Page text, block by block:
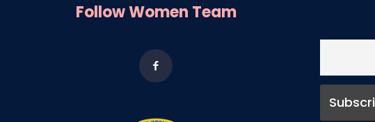
Follow Women Team